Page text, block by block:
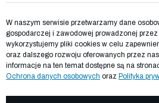
W naszym serwisie przetwarzamy dane
gospodarczej i zawodowej prowadzonej
wykorzystujemy pliki cookies w celu
oraz dalszego rozwoju oferowanych przez
informacje na ten temat dostępne są na
Ochrona danych osobowych oraz Polityka